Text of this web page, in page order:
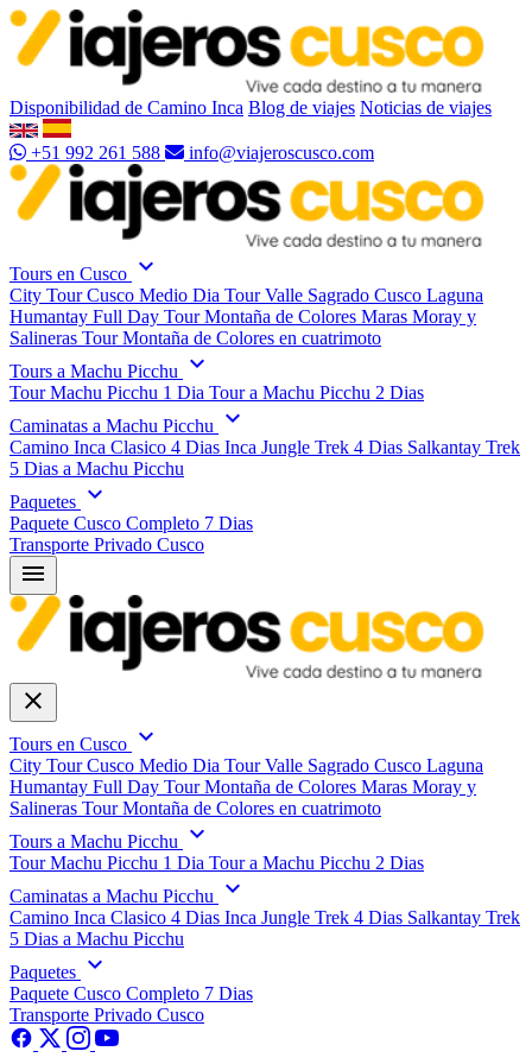
Disponibilidad de Camino Inca Blog de viajes Noticias de viajes
+51 992 261 588 info@viajeroscusco.com
Tours en Cusco expand_more
City Tour Cusco Medio Dia Tour Valle Sagrado Cusco Laguna
Humantay Full Day Tour Montaña de Colores Maras Moray y
Salineras Tour Montaña de Colores en cuatrimoto
Tours a Machu Picchu
expand_more
Tour Machu Picchu 1 Dia Tour a Machu Picchu 2 Dias
Caminatas a Machu Picchu
expand_more
Camino Inca Clasico 4 Dias Inca Jungle Trek 4 Dias Salkantay Trek
5 Dias a Machu Picchu
Paquetes expand_more
Paquete Cusco Completo 7 Dias
Transporte Privado Cusco
menu
close
Tours en Cusco expand_more
City Tour Cusco Medio Dia Tour Valle Sagrado Cusco Laguna
Humantay Full Day Tour Montaña de Colores Maras Moray y
Salineras Tour Montaña de Colores en cuatrimoto
Tours a Machu Picchu
expand_more
Tour Machu Picchu 1 Dia Tour a Machu Picchu 2 Dias
Caminatas a Machu Picchu
expand_more
Camino Inca Clasico 4 Dias Inca Jungle Trek 4 Dias Salkantay Trek
5 Dias a Machu Picchu
Paquetes expand_more
Paquete Cusco Completo 7 Dias
Transporte Privado Cusco